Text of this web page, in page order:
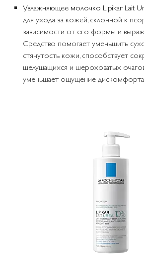
Увлажняющее молочко Lipikar Lait
для ухода за кожей, склонной к
зависимости от его формы и
Средство помогает уменьшить
стянутость кожи, способствует
шелушащихся и шероховатых
уменьшает ощущение